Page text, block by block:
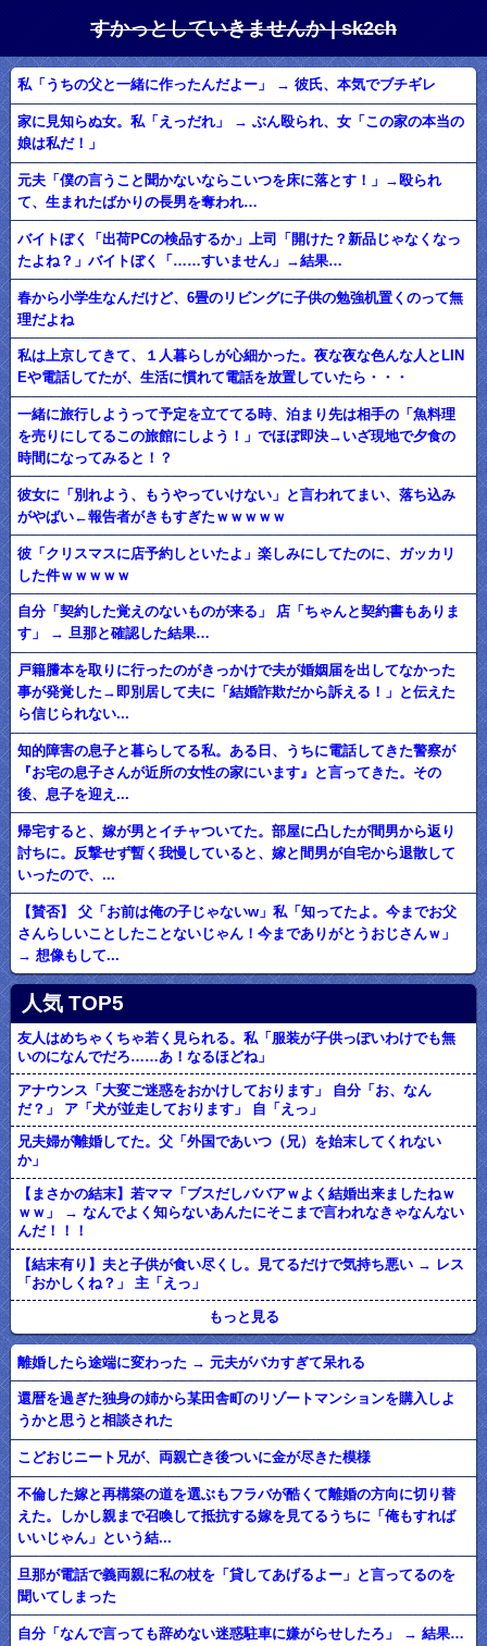
すかっとしていきませんか | sk2ch
私「うちの父と一緒に作ったんだよー」 → 彼氏、本気でブチギレ
家に見知らぬ女。私「えっだれ」 → ぶん殴られ、女「この家の本当の
娘は私だ！」
元夫「僕の言うこと聞かないならこいつを床に落とす！」→殴られ
て、生まれたばかりの長男を奪われ…
バイトぼく「出荷PCの検品するか」上司「開けた？新品じゃなくなっ
たよね？」バイトぼく「……すいません」→結果…
春から小学生なんだけど、6畳のリビングに子供の勉強机置くのって無
理だよね
私は上京してきて、１人暮らしが心細かった。夜な夜な色んな人とLIN
Eや電話してたが、生活に慣れて電話を放置していたら・・・
一緒に旅行しようって予定を立ててる時、泊まり先は相手の「魚料理
を売りにしてるこの旅館にしよう！」でほぼ即決→いざ現地で夕食の
時間になってみると！？
彼女に「別れよう、もうやっていけない」と言われてまい、落ち込み
がやばい←報告者がきもすぎたｗｗｗｗｗ
彼「クリスマスに店予約しといたよ」楽しみにしてたのに、ガッカリ
した件ｗｗｗｗｗ
自分「契約した覚えのないものが来る」 店「ちゃんと契約書もありま
す」 → 旦那と確認した結果…
戸籍謄本を取りに行ったのがきっかけで夫が婚姻届を出してなかった
事が発覚した→即別居して夫に「結婚詐欺だから訴える！」と伝えた
ら信じられない...
知的障害の息子と暮らしてる私。ある日、うちに電話してきた警察が
『お宅の息子さんが近所の女性の家にいます』と言ってきた。その
後、息子を迎え...
帰宅すると、嫁が男とイチャついてた。部屋に凸したが間男から返り
討ちに。反撃せず暫く我慢していると、嫁と間男が自宅から退散して
いったので、...
【賛否】 父「お前は俺の子じゃないw」私「知ってたよ。今までお父
さんらしいことしたことないじゃん！今までありがとうおじさんｗ」
→ 想像もして...
人気 TOP5
友人はめちゃくちゃ若く見られる。私「服装が子供っぽいわけでも無
いのになんでだろ……あ！なるほどね」
アナウンス「大変ご迷惑をおかけしております」 自分「お、なん
だ？」 ア「犬が並走しております」 自「えっ」
兄夫婦が離婚してた。父「外国であいつ（兄）を始末してくれない
か」
【まさかの結末】若ママ「ブスだしババアｗよく結婚出来ましたねｗ
ｗｗ」 → なんでよく知らないあんたにそこまで言われなきゃなんない
んだ！！！
【結末有り】夫と子供が食い尽くし。見てるだけで気持ち悪い → レス
「おかしくね？」 主「えっ」
もっと見る
離婚したら途端に変わった → 元夫がバカすぎて呆れる
還暦を過ぎた独身の姉から某田舎町のリゾートマンションを購入しよ
うかと思うと相談された
こどおじニート兄が、両親亡き後ついに金が尽きた模様
不倫した嫁と再構築の道を選ぶもフラバが酷くて離婚の方向に切り替
えた。しかし親まで召喚して抵抗する嫁を見てるうちに「俺もすれば
いいじゃん」という結...
旦那が電話で義両親に私の杖を「貸してあげるよー」と言ってるのを
聞いてしまった
自分「なんで言っても辞めない迷惑駐車に嫌がらせしたろ」 → 結果…